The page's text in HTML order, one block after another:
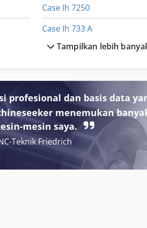
Case Ih 7250
Case Ih 733 A
Case Ih 8230
Case Ih 9230
Tampilkan lebih
profesional dan basis data
menemukan
mesin saya.
Teknik Friedrich